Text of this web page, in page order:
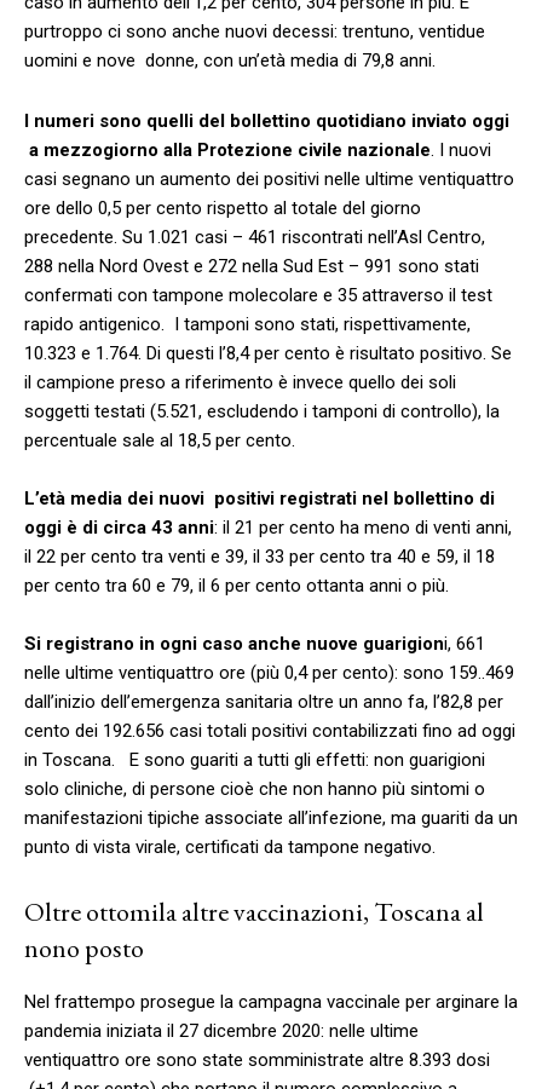
purtroppo ci sono anche nuovi decessi: trentuno, ventidue
uomini e nove donne, con un’età media di 79,8 anni.
I numeri sono quelli del bollettino quotidiano inviato oggi
a mezzogiorno alla Protezione civile nazionale. I nuovi
casi segnano un aumento dei positivi nelle ultime ventiquattro
ore dello 0,5 per cento rispetto al totale del giorno
precedente. Su 1.021 casi – 461 riscontrati nell’Asl Centro,
288 nella Nord Ovest e 272 nella Sud Est – 991 sono stati
confermati con tampone molecolare e 35 attraverso il test
rapido antigenico. I tamponi sono stati, rispettivamente,
10.323 e 1.764. Di questi l’8,4 per cento è risultato positivo. Se
il campione preso a riferimento è invece quello dei soli
soggetti testati (5.521, escludendo i tamponi di controllo), la
percentuale sale al 18,5 per cento.
L’età media dei nuovi positivi registrati nel bollettino di
oggi è di circa 43 anni: il 21 per cento ha meno di venti anni,
il 22 per cento tra venti e 39, il 33 per cento tra 40 e 59, il 18
per cento tra 60 e 79, il 6 per cento ottanta anni o più.
Si registrano in ogni caso anche nuove guarigioni, 661
nelle ultime ventiquattro ore (più 0,4 per cento): sono 159..469
dall’inizio dell’emergenza sanitaria oltre un anno fa, l’82,8 per
cento dei 192.656 casi totali positivi contabilizzati fino ad oggi
in Toscana. E sono guariti a tutti gli effetti: non guarigioni
solo cliniche, di persone cioè che non hanno più sintomi o
manifestazioni tipiche associate all’infezione, ma guariti da un
punto di vista virale, certificati da tampone negativo.
Oltre ottomila altre vaccinazioni, Toscana al
nono posto
Nel frattempo prosegue la campagna vaccinale per arginare la
pandemia iniziata il 27 dicembre 2020: nelle ultime
ventiquattro ore sono state somministrate altre 8.393 dosi